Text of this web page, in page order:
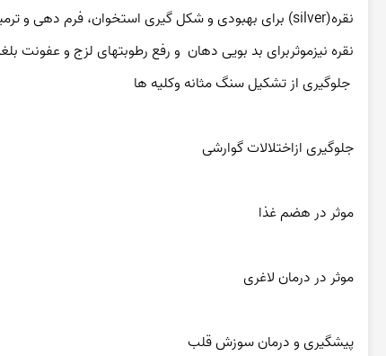
نقره(silver) برای بهبودی و شکل گیری استخوان، فرم دهی و ترمیم پوست واقعا تاثیر گزار است .
نقره نیزموثربرای بد بویی دهان  و رفع رطوبتهای لزج و
جلوگیری از تشکیل سنگ مثانه وکلیه ها
جلوگیری ازاختلالات گوارشی
موثر در هضم غذا
موثر در درمان لاغری
پیشگیری و درمان سوزش قلب